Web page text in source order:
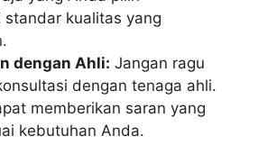
standar kualitas yang
dengan Ahli: Jangan ragu
dengan tenaga ahli.
memberikan saran yang
kebutuhan Anda.